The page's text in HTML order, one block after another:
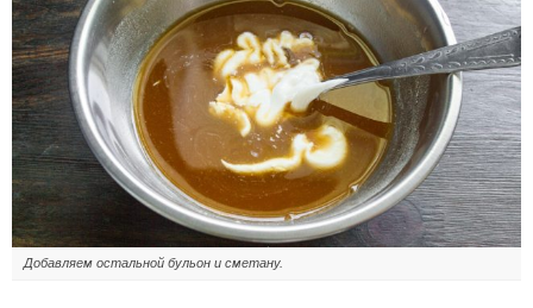
Добавляем остальной бульон и сметану.